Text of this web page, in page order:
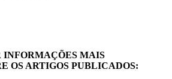
INFORMAÇÕES MAIS
OS ARTIGOS PUBLICADOS: